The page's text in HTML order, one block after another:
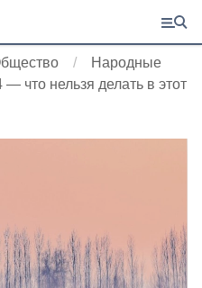
Народные
что нельзя делать в этот